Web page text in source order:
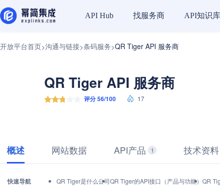
API Hub 找服务商 API知识库
开放平台首页>沟通与链接>条码服务>QR Tiger API 服务商
QR Tiger API 服务商
评分 56/100 17
概述 网站数据 API产品 1 技术资料
快速导航 QR Tiger是什么公司QR Tiger的API接口（产品与功能） QR